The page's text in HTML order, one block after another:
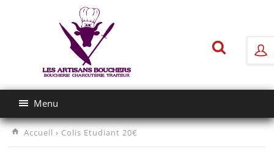
Menu
Accueil › Colis Etudiant 20€